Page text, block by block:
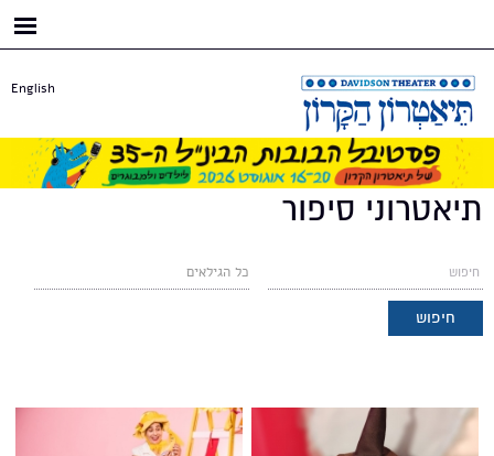
English
תיאטרוני סיפור